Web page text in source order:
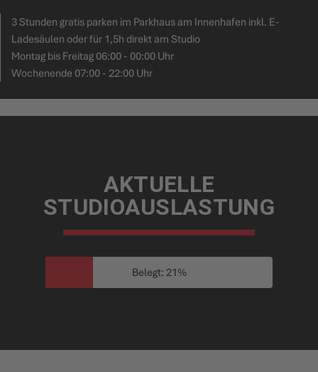
3 Stunden gratis parken im Parkhaus am Innenhafen inkl. E-
Ladesäulen oder für 1,5h direkt am Studio
Montag bis Freitag 06:00 - 00:00 Uhr
Wochenende 07:00 - 22:00 Uhr
AKTUELLE
STUDIOAUSLASTUNG
Belegt: 21%